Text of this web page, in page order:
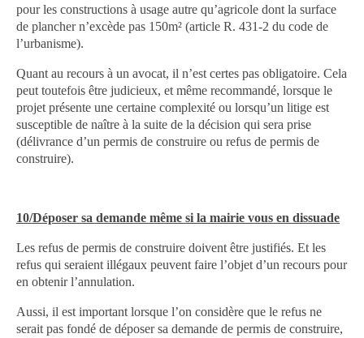
pour les constructions à usage autre qu’agricole dont la surface
de plancher n’excède pas 150m² (article R. 431-2 du code de
l’urbanisme).
Quant au recours à un avocat, il n’est certes pas obligatoire. Cela
peut toutefois être judicieux, et même recommandé, lorsque le
projet présente une certaine complexité ou lorsqu’un litige est
susceptible de naître à la suite de la décision qui sera prise
(délivrance d’un permis de construire ou refus de permis de
construire).
10/Déposer sa demande même si la mairie vous en dissuade
Les refus de permis de construire doivent être justifiés. Et les
refus qui seraient illégaux peuvent faire l’objet d’un recours pour
en obtenir l’annulation.
Aussi, il est important lorsque l’on considère que le refus ne
serait pas fondé de déposer sa demande de permis de construire,